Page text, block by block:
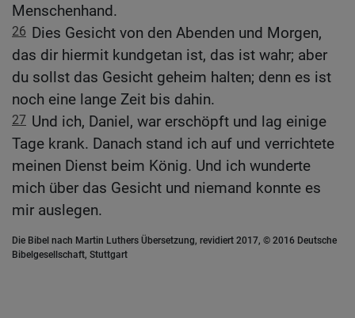
Menschenhand.
26 Dies Gesicht von den Abenden und Morgen,
das dir hiermit kundgetan ist, das ist wahr; aber
du sollst das Gesicht geheim halten; denn es ist
noch eine lange Zeit bis dahin.
27 Und ich, Daniel, war erschöpft und lag einige
Tage krank. Danach stand ich auf und verrichtete
meinen Dienst beim König. Und ich wunderte
mich über das Gesicht und niemand konnte es
mir auslegen.
Die Bibel nach Martin Luthers Übersetzung, revidiert 2017, © 2016 Deutsche
Bibelgesellschaft, Stuttgart